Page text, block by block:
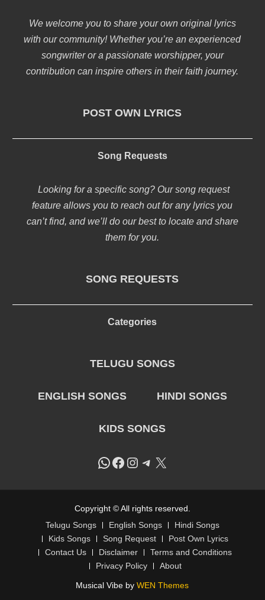
We welcome you to share your own original lyrics
with our community! Whether you’re an experienced
songwriter or a passionate worshipper, your
contribution can inspire others in their faith journey.
POST OWN LYRICS
Song Requests
Looking for a specific song? Our song request
feature allows you to reach out for any lyrics you
can’t find, and we’ll do our best to locate and share
them for you.
SONG REQUESTS
Categories
TELUGU SONGS
ENGLISH SONGS HINDI SONGS
KIDS SONGS
WhatsApp
Facebook
Instagram
Telegram
X
Copyright © All rights reserved.
Telugu Songs
English Songs
Hindi Songs
Kids Songs
Song Request
Post Own Lyrics
Contact Us
Disclaimer
Terms and Conditions
Privacy Policy
About
Musical Vibe byWEN Themes